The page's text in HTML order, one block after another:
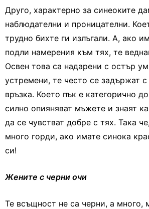
Друго, характерно за синеоките
наблюдателни и проницателни.
трудно бихте ги излъгали. А, ако
подли намерения към тях, те
Освен това са надарени с остър
устремени, те често се задържат
връзка. Което пък е категорично
силно опияняват мъжете и знаят
да се чувстват добре с тях. Така
много горди, ако имате синока
си!
Жените с черни очи
Те всъщност не са черни, а много,